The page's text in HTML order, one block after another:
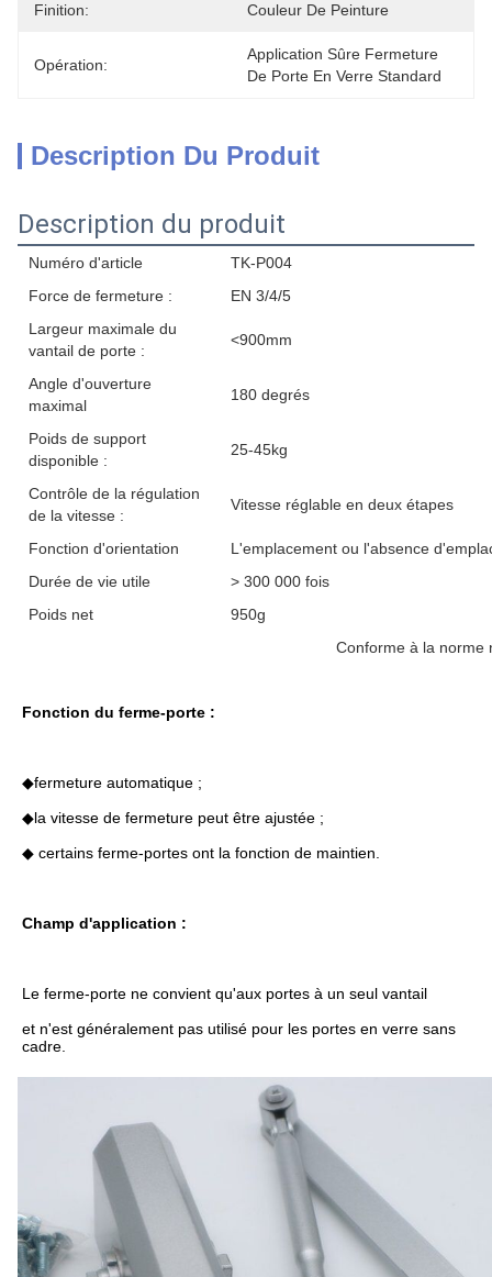
Finition: Couleur De Peinture
Opération:
Application Sûre Fermeture
De Porte En Verre Standard
Description Du Produit
Description du produit
Numéro d'article
TK-P004
Force de fermeture :
EN 3/4/5
Largeur maximale du
vantail de porte :
<900mm
Angle d'ouverture
maximal
180 degrés
Poids de support
disponible :
25-45kg
Contrôle de la régulation
de la vitesse :
Vitesse réglable en deux étapes
Fonction d'orientation
L'emplacement ou l'absence
Durée de vie utile
> 300 000 fois
Poids net
950g
Conforme à la norme nationale
Fonction du ferme-porte :
◆fermeture automatique ;
◆la vitesse de fermeture peut être ajustée ;
◆ certains ferme-portes ont la fonction de maintien.
Champ d'application :
Le ferme-porte ne convient qu'aux portes à un seul vantail
et n'est généralement pas utilisé pour les portes en verre sans
cadre.